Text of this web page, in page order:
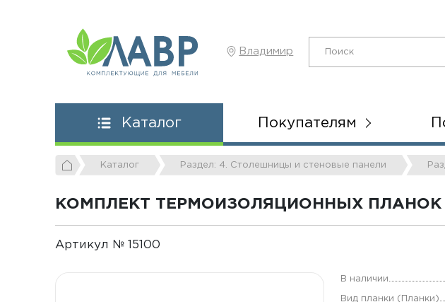
Владимир
Каталог Покупателям
Каталог Раздел: 4. Столешницы и стеновые панели
КОМПЛЕКТ ТЕРМОИЗОЛЯЦИОННЫХ
Артикул № 15100
В наличии
Вид планки (Планки)